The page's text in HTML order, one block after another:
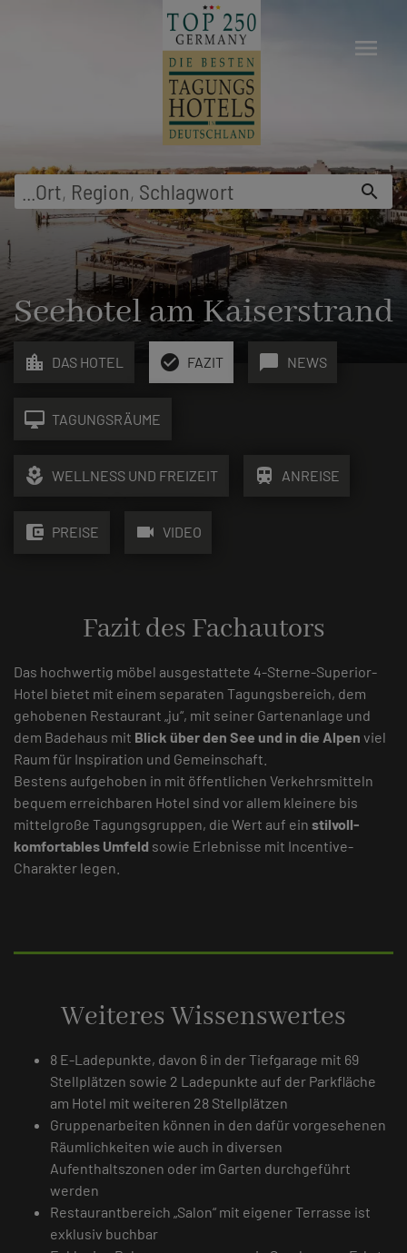
Ort, Region, Schlagwort search
menu
Seehotel am Kaiserstrand
location_city DAS HOTEL check_circle FAZIT chat_bubble NEWS
desktop_mac TAGUNGSRÄUME
local_florist WELLNESS UND FREIZEIT train ANREISE
account_balance_wallet PREISE videocam VIDEO
Fazit des Fachautors
Das hochwertig möbel ausgestattete 4-Sterne-Superior-
Hotel bietet mit einem separaten Tagungsbereich, dem
gehobenen Restaurant „ju“, mit seiner Gartenanlage und
dem Badehaus mit Blick über den See und in die Alpen viel
Raum für Inspiration und Gemeinschaft.
Bestens aufgehoben in mit öffentlichen Verkehrsmitteln
bequem erreichbaren Hotel sind vor allem kleinere bis
mittelgroße Tagungsgruppen, die Wert auf ein stilvoll-
komfortables Umfeld sowie Erlebnisse mit Incentive-
Charakter legen.
Weiteres Wissenswertes
8 E-Ladepunkte, davon 6 in der Tiefgarage mit 69
Stellplätzen sowie 2 Ladepunkte auf der Parkfläche
am Hotel mit weiteren 28 Stellplätzen
Gruppenarbeiten können in den dafür vorgesehenen
Räumlichkeiten wie auch in diversen
Aufenthaltszonen oder im Garten durchgeführt
werden
Restaurantbereich „Salon“ mit eigener Terrasse ist
exklusiv buchbar